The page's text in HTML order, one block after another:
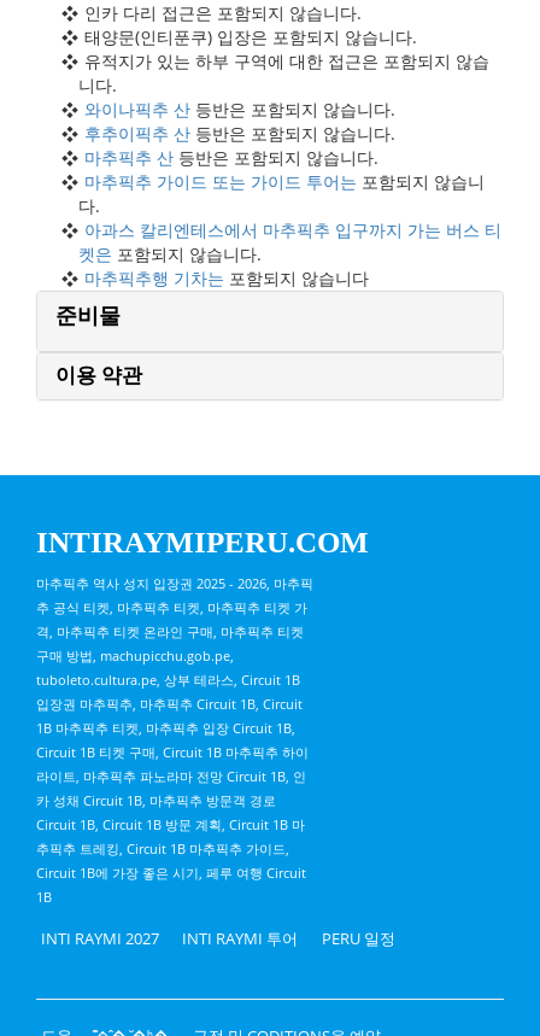
인카 다리 접근은 포함되지 않습니다.
태양문(인티푼쿠) 입장은 포함되지 않습니다.
유적지가 있는 하부 구역에 대한 접근은 포함되지 않습
니다.
와이나픽추 산 등반은 포함되지 않습니다.
후추이픽추 산 등반은 포함되지 않습니다.
마추픽추 산 등반은 포함되지 않습니다.
마추픽추 가이드 또는 가이드 투어는 포함되지 않습니
다.
아과스 칼리엔테스에서 마추픽추 입구까지 가는 버스 티
켓은 포함되지 않습니다.
마추픽추행 기차는 포함되지 않습니다
준비물
이용 약관
INTIRAYMIPERU.COM
마추픽추 역사 성지 입장권 2025 - 2026, 마추픽
추 공식 티켓, 마추픽추 티켓, 마추픽추 티켓 가
격, 마추픽추 티켓 온라인 구매, 마추픽추 티켓
구매 방법, machupicchu.gob.pe,
tuboleto.cultura.pe, 상부 테라스, Circuit 1B
입장권 마추픽추, 마추픽추 Circuit 1B, Circuit
1B 마추픽추 티켓, 마추픽추 입장 Circuit 1B,
Circuit 1B 티켓 구매, Circuit 1B 마추픽추 하이
라이트, 마추픽추 파노라마 전망 Circuit 1B, 인
카 성채 Circuit 1B, 마추픽추 방문객 경로
Circuit 1B, Circuit 1B 방문 계획, Circuit 1B 마
추픽추 트레킹, Circuit 1B 마추픽추 가이드,
Circuit 1B에 가장 좋은 시기, 페루 여행 Circuit
1B
INTI RAYMI 2027 INTI RAYMI 투어 PERU 일정